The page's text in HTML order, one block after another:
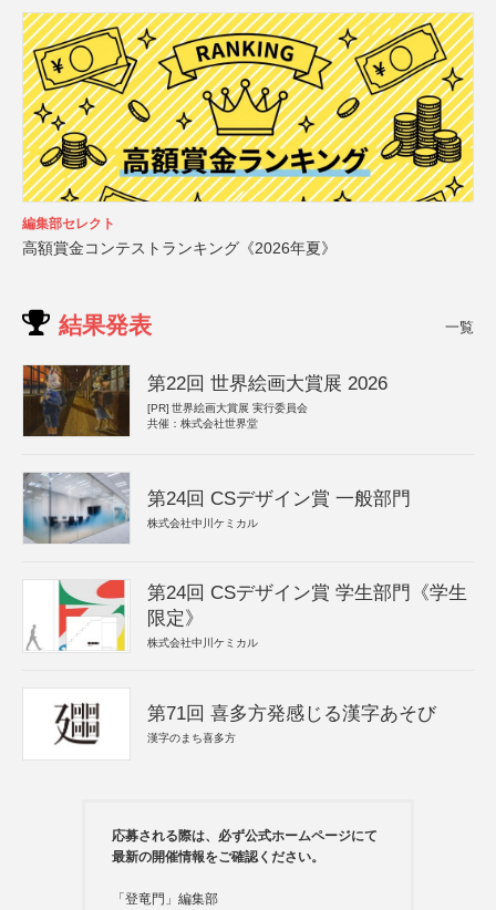
編集部セレクト
高額賞金コンテストランキング《2026年夏》
結果発表 一覧
第22回 世界絵画大賞展 2026
[PR] 世界絵画大賞展 実行委員会
共催：株式会社世界堂
第24回 CSデザイン賞 一般部門
株式会社中川ケミカル
第24回 CSデザイン賞 学生部門《学生
限定》
株式会社中川ケミカル
第71回 喜多方発感じる漢字あそび
漢字のまち喜多方
応募される際は、必ず公式ホームページにて
最新の開催情報をご確認ください。
「登竜門」編集部